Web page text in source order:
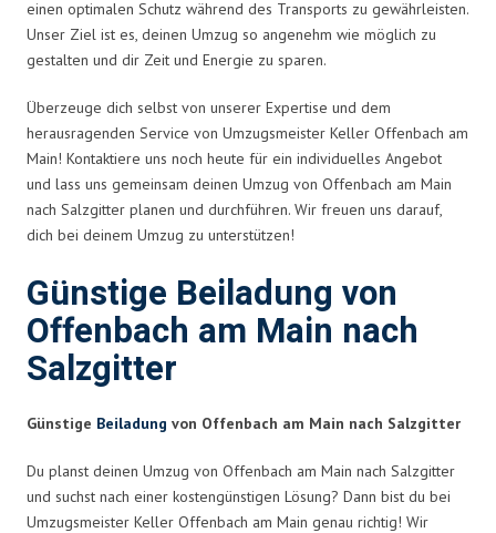
einen optimalen Schutz während des Transports zu gewährleisten.
Unser Ziel ist es, deinen Umzug so angenehm wie möglich zu
gestalten und dir Zeit und Energie zu sparen.
Überzeuge dich selbst von unserer Expertise und dem
herausragenden Service von Umzugsmeister Keller Offenbach am
Main! Kontaktiere uns noch heute für ein individuelles Angebot
und lass uns gemeinsam deinen Umzug von Offenbach am Main
nach Salzgitter planen und durchführen. Wir freuen uns darauf,
dich bei deinem Umzug zu unterstützen!
Günstige Beiladung von
Offenbach am Main nach
Salzgitter
Günstige Beiladung von Offenbach am Main nach Salzgitter
Du planst deinen Umzug von Offenbach am Main nach Salzgitter
und suchst nach einer kostengünstigen Lösung? Dann bist du bei
Umzugsmeister Keller Offenbach am Main genau richtig! Wir